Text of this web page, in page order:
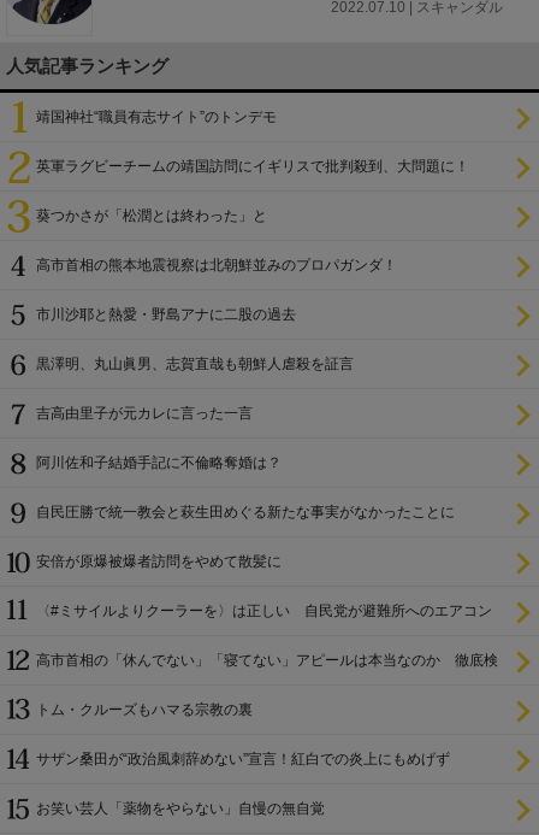
2022.07.10 | スキャンダル
人気記事ランキング
靖国神社“職員有志サイト”のトンデモ
英軍ラグビーチームの靖国訪問にイギリスで批判殺到、大問題に！
葵つかさが「松潤とは終わった」と
高市首相の熊本地震視察は北朝鮮並みのプロパガンダ！
市川沙耶と熱愛・野島アナに二股の過去
黒澤明、丸山眞男、志賀直哉も朝鮮人虐殺を証言
吉高由里子が元カレに言った一言
阿川佐和子結婚手記に不倫略奪婚は？
自民圧勝で統一教会と萩生田めぐる新たな事実がなかったことに
安倍が原爆被爆者訪問をやめて散髪に
〈#ミサイルよりクーラーを〉は正しい 自民党が避難所へのエアコン
高市首相の「休んでない」「寝てない」アピールは本当なのか 徹底検
トム・クルーズもハマる宗教の裏
サザン桑田が“政治風刺辞めない”宣言！紅白での炎上にもめげず
お笑い芸人「薬物をやらない」自慢の無自覚